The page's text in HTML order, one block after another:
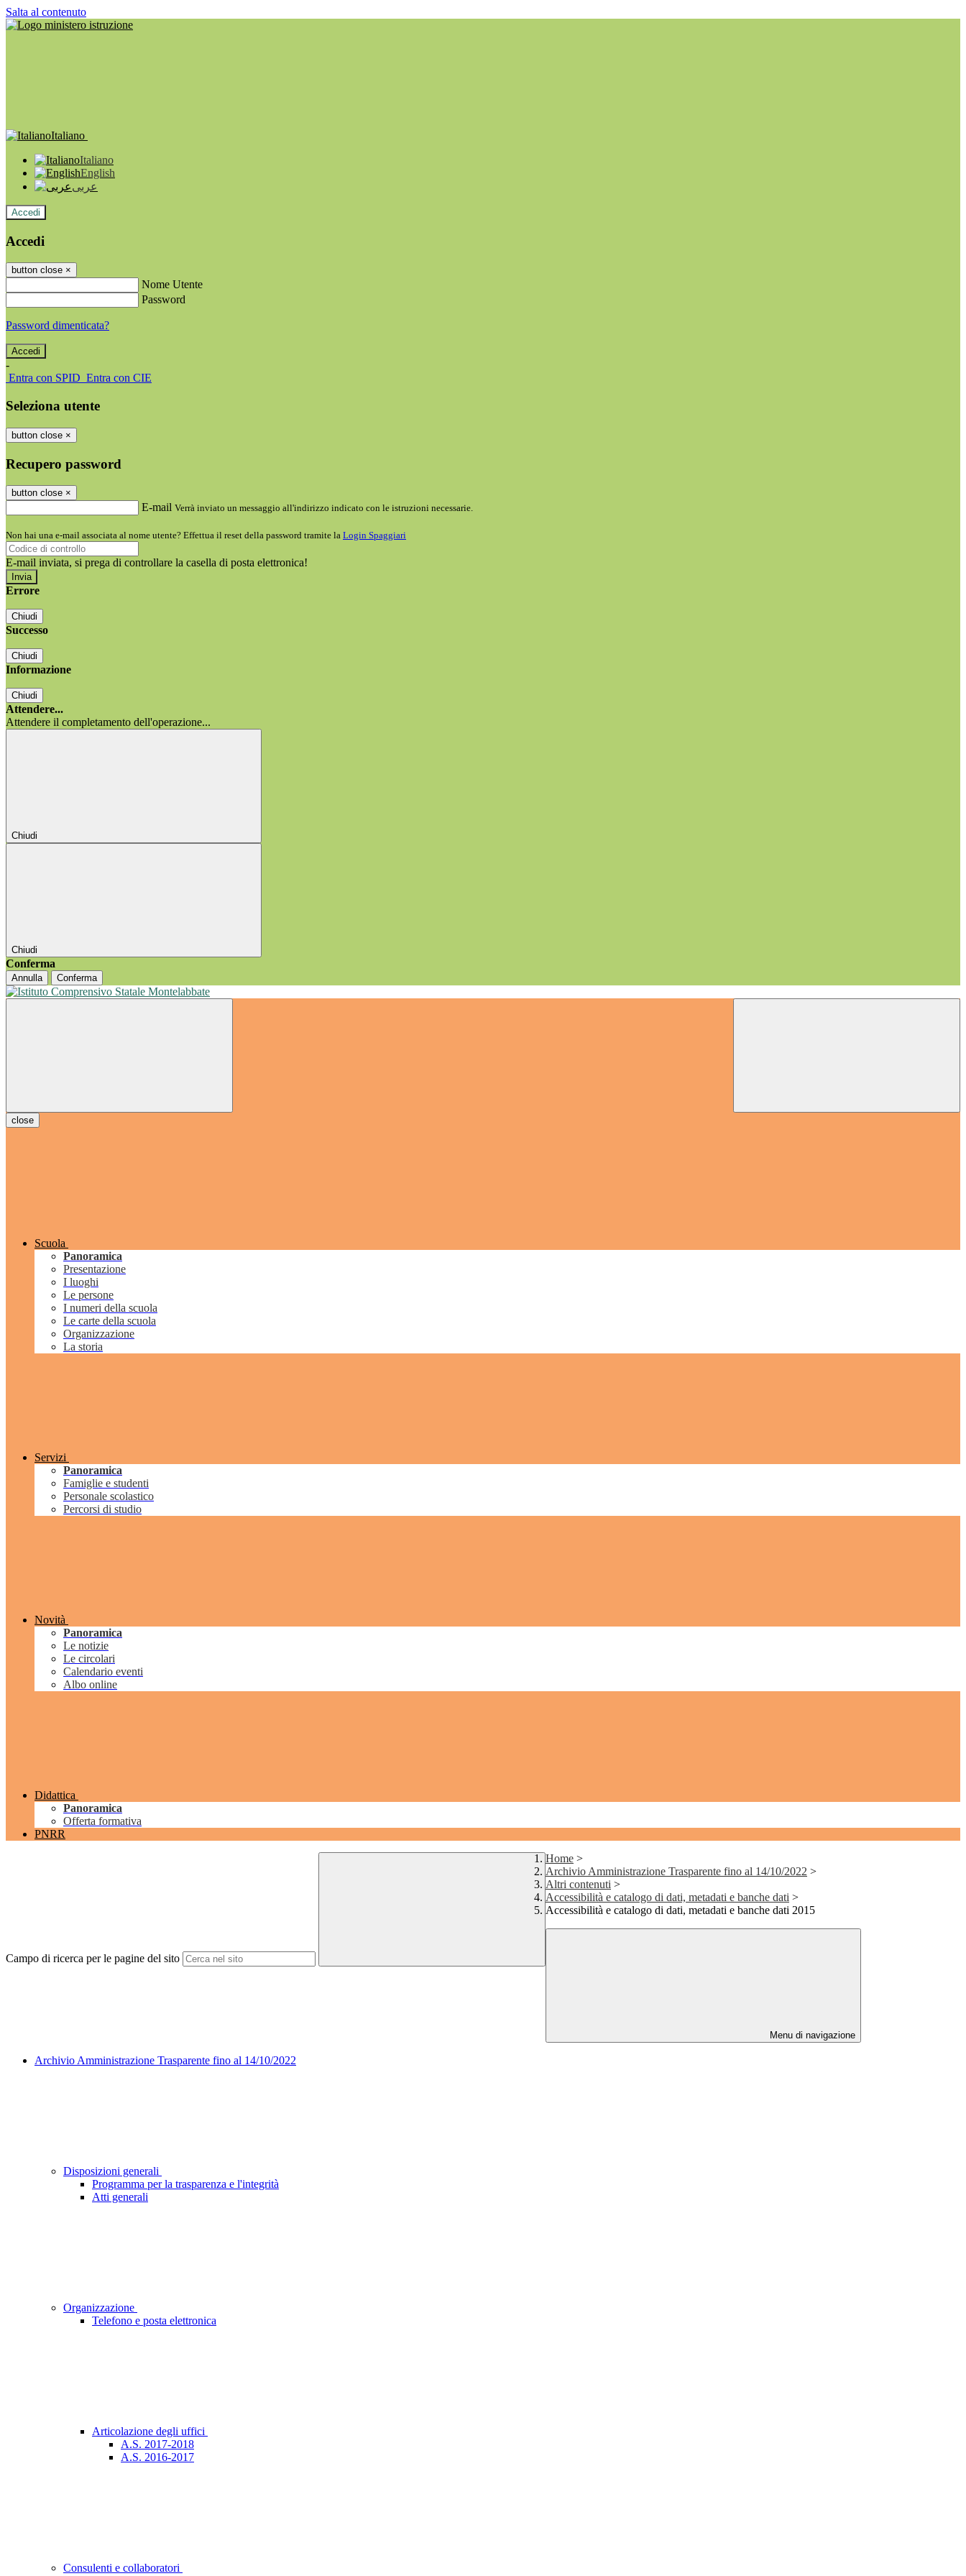
Salta al contenuto
Italiano
Italiano
English
عربى
Accedi
Accedi
button close ×
Nome Utente
Password
Password dimenticata?
-
Entra con SPID Entra con CIE
Seleziona utente
button close ×
Recupero password
button close ×
E-mail Verrà inviato un messaggio all'indirizzo indicato con le istruzioni necessarie.
Non hai una e-mail associata al nome utente? Effettua il reset della password tramite la Login Spaggiari
E-mail inviata, si prega di controllare la casella di posta elettronica!
Errore
Chiudi
Successo
Chiudi
Informazione
Chiudi
Attendere...
Attendere il completamento dell'operazione...
Chiudi
Chiudi
Conferma
Annulla Conferma
close
Scuola
Panoramica
Presentazione
I luoghi
Le persone
I numeri della scuola
Le carte della scuola
Organizzazione
La storia
Servizi
Panoramica
Famiglie e studenti
Personale scolastico
Percorsi di studio
Novità
Panoramica
Le notizie
Le circolari
Calendario eventi
Albo online
Didattica
Panoramica
Offerta formativa
PNRR
Campo di ricerca per le pagine del sito
Home >
Archivio Amministrazione Trasparente fino al 14/10/2022 >
Altri contenuti >
Accessibilità e catalogo di dati, metadati e banche dati >
Accessibilità e catalogo di dati, metadati e banche dati 2015
Menu di navigazione
Archivio Amministrazione Trasparente fino al 14/10/2022
Disposizioni generali
Programma per la trasparenza e l'integrità
Atti generali
Organizzazione
Telefono e posta elettronica
Articolazione degli uffici
A.S. 2017-2018
A.S. 2016-2017
Consulenti e collaboratori